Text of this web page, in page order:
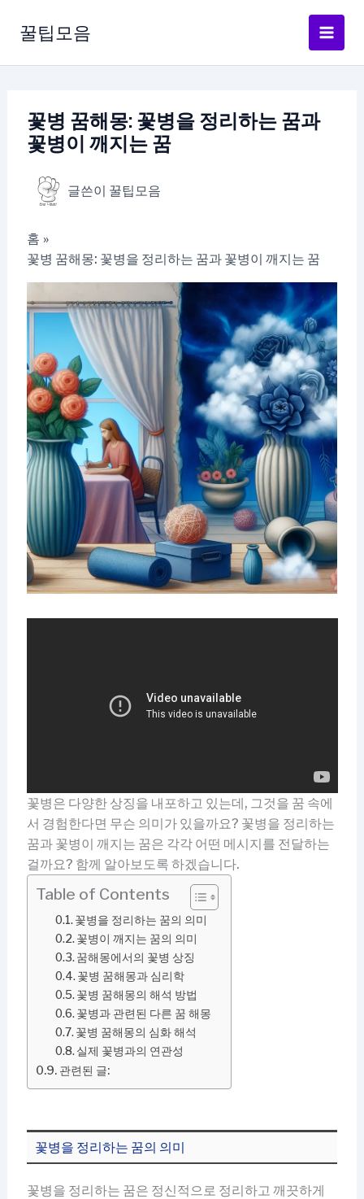
로
꿀팁모음
꽃병 꿈해몽: 꽃병을 정리하는 꿈과
꽃병이 깨지는 꿈
글쓴이 꿀팁모음
홈
꽃병 꿈해몽: 꽃병을 정리하는 꿈과 꽃병이 깨지는 꿈
꽃병은 다양한 상징을 내포하고 있는데, 그것을 꿈 속에
서 경험한다면 무슨 의미가 있을까요? 꽃병을 정리하는
꿈과 꽃병이 깨지는 꿈은 각각 어떤 메시지를 전달하는
걸까요? 함께 알아보도록 하겠습니다.
Table of Contents
꽃병을 정리하는 꿈의 의미
꽃병이 깨지는 꿈의 의미
꿈해몽에서의 꽃병 상징
꽃병 꿈해몽과 심리학
꽃병 꿈해몽의 해석 방법
꽃병과 관련된 다른 꿈 해몽
꽃병 꿈해몽의 심화 해석
실제 꽃병과의 연관성
관련된 글:
꽃병을 정리하는 꿈의 의미
꽃병을 정리하는 꿈은 정신적으로 정리하고 깨끗하게